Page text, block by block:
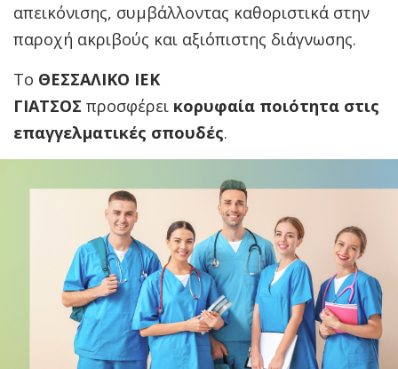
απεικόνισης, συμβάλλοντας καθοριστικά στην
παροχή ακριβούς και αξιόπιστης διάγνωσης.
Το ΘΕΣΣΑΛΙΚΟ ΙΕΚ
ΓΙΑΤΣΟΣ προσφέρει κορυφαία ποιότητα στις
επαγγελματικές σπουδές.